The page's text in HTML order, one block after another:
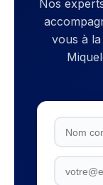
Nos
vous à la